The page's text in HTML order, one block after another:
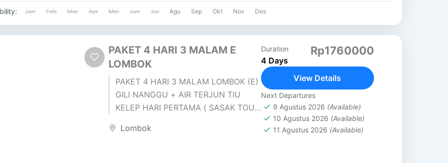
Jan Feb Mar Apr Mei Jun Jul Agu Sep Okt Nov Des
PAKET 4 HARI 3 MALAM E
LOMBOK
PAKET 4 HARI 3 MALAM LOMBOK (E)
GILI NANGGU + AIR TERJUN TIU
KELEP HARI PERTAMA ( SASAK TOUR
Lombok
Duration
4 Days
Rp1760000
View Details
Next Departures
9 Agustus 2026 (Available)
10 Agustus 2026 (Available)
11 Agustus 2026 (Available)